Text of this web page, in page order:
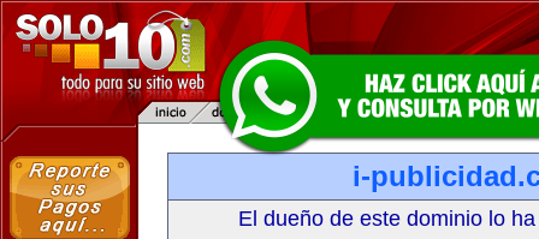
i-
El dueño de este dominio lo